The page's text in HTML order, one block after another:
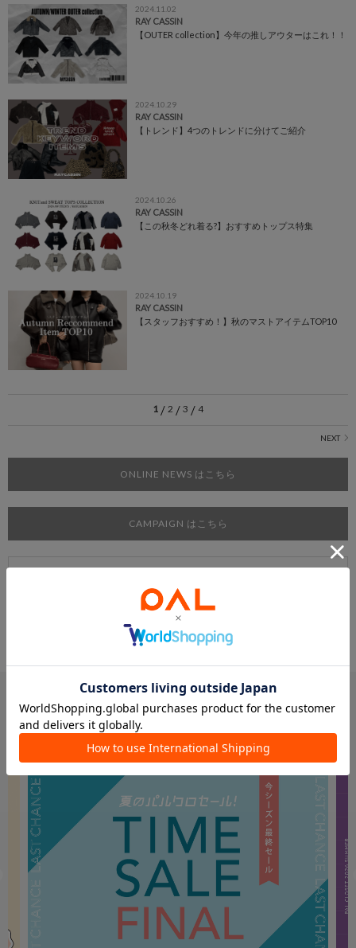
2024.11.02
RAY CASSIN
【OUTER collection】今年の推しアウターはこれ！！
2024.10.29
RAY CASSIN
【トレンド】4つのトレンドに分けてご紹介
2024.10.26
RAY CASSIN
【この秋冬どれ着る?】おすすめトップス特集
2024.10.19
RAY CASSIN
【スタッフおすすめ！】秋のマストアイテムTOP10
1 / 2 / 3 / 4
ONLINE NEWS はこちら
CAMPAIGN はこちら
PICK UP